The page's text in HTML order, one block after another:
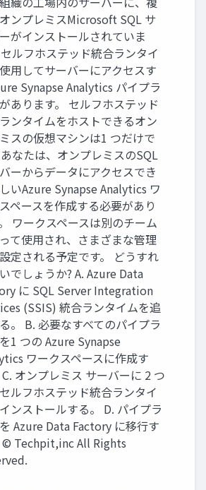
ンプレミスMicrosoft SQL サ
がインストールされていま
ルフホステッド統合ランタイ
用してサーバーにアクセスす
Synapse Analytics パイプラ
あります。 セルフホステッド
ンタイムをホストできるオン
スの仮想マシンは1 つだけで
なたは、オンプレミスのSQL
ーからデータにアクセスでき
いAzure Synapse Analytics ワ
ペースを作成する必要があり
ワークスペースは別のチーム
て使用され、さまざまな管理
定される予定です。 どうすれ
でしょうか? A. Azure Data
に SQL Server Integration
(SSIS) 統合ランタイムを追
。 B. 必要なすべてのパイプラ
1 つの Azure Synapse
ワークスペースに作成す
オンプレミス サーバーに 2 つ
ルフホステッド統合ランタイ
ンストールする。 D. パイプラ
Azure Data Factory に移行す
© Techpit,inc All Rights